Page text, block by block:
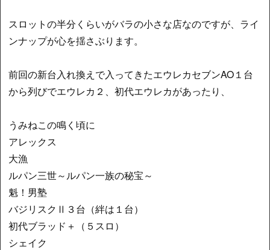
スロットの半分くらいがバラの小さな店なのですが、ライ
ンナップが心を揺さぶります。
前回の新台入れ換えで入ってきたエウレカセブンAO１台
から列びでエウレカ２、初代エウレカがあったり、
うみねこの鳴く頃に
アレックス
大漁
ルパン三世～ルパン一族の秘宝～
魁！男塾
バジリスクⅡ３台（絆は１台）
初代ブラッド＋（５スロ）
シェイク